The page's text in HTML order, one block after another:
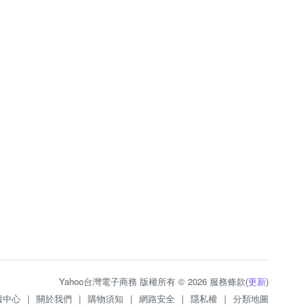
Yahoo台灣電子商務 版權所有 © 2026 服務條款(更新)
中心 | 關於我們 | 購物須知 | 網路安全 | 隱私權 | 分類地圖